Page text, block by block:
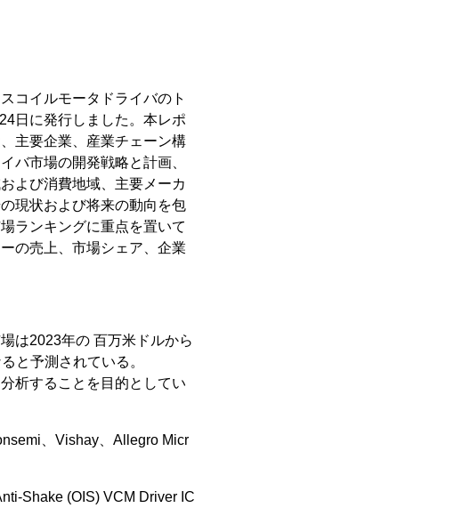
コイルモータドライバのト
日に発行しました。本レポ
主要企業、産業チェーン構
バ市場の開発戦略と計画、
よび消費地域、主要メーカ
現状および将来の動向を包
ランキングに重点を置いて
の売上、市場シェア、企業
は2023年の 百万米ドルから
と予測されている。
析することを目的としてい
、Vishay、Allegro Micr
Shake (OIS) VCM Driver IC